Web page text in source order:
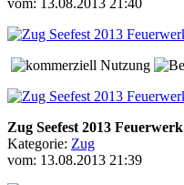
Zug Seefest 2013 Feuerwerk
Kategorie: Zug
vom: 13.08.2013 21:39